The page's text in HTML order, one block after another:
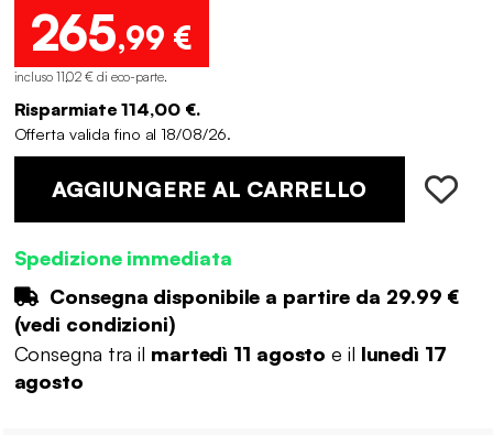
265,99 €
incluso 11,02 € di eco-parte.
Risparmiate 114,00 €.
Offerta valida fino al 18/08/26.
AGGIUNGERE AL CARRELLO
Spedizione immediata
Consegna disponibile a partire da 29.99 €
(vedi condizioni)
Consegna tra il martedì 11 agosto e il lunedì 17
agosto